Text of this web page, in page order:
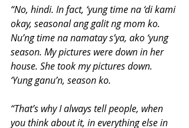
“No, hindi. In fact, ‘yung time na ‘di kami
okay, seasonal ang galit ng mom ko.
Nu’ng time na namatay s’ya, ako ‘yung
season. My pictures were down in her
house. She took my pictures down.
‘Yung ganu’n, season ko.
“That’s why I always tell people, when
you think about it, in everything else in